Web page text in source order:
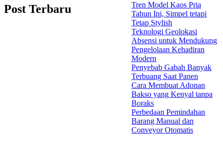
Post Terbaru
Tren Model Kaos Pria
Tahun Ini, Simpel tetapi
Tetap Stylish
Teknologi Geolokasi
Absensi untuk Mendukung
Pengelolaan Kehadiran
Modern
Penyebab Gabah Banyak
Terbuang Saat Panen
Cara Membuat Adonan
Bakso yang Kenyal tanpa
Boraks
Perbedaan Pemindahan
Barang Manual dan
Conveyor Otomatis